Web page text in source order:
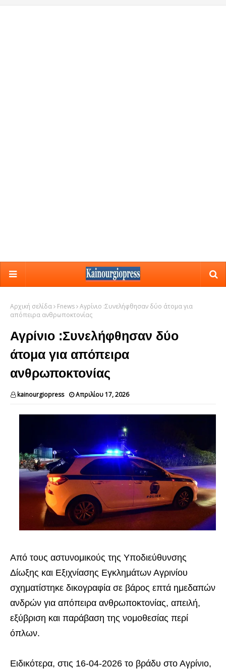
Αρχική σελίδα Fnews Αγρίνιο :Συνελήφθησαν δύο άτομα για
απόπειρα ανθρωποκτονίας
Αγρίνιο :Συνελήφθησαν δύο
άτομα για απόπειρα
ανθρωποκτονίας
kainourgiopress Απριλίου 17, 2026
Από τους αστυνομικούς της Υποδιεύθυνσης
Δίωξης και Εξιχνίασης Εγκλημάτων Αγρινίου
σχηματίστηκε δικογραφία σε βάρος επτά ημεδαπών
ανδρών για απόπειρα ανθρωποκτονίας, απειλή,
εξύβριση και παράβαση της νομοθεσίας περί
όπλων.
Ειδικότερα, στις 16-04-2026 το βράδυ στο Αγρίνιο,